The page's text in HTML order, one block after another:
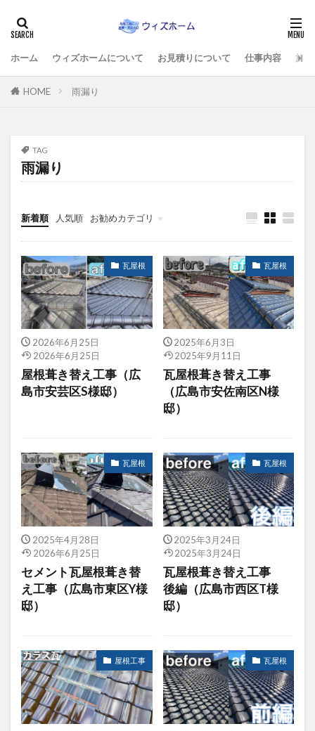
ホーム ウィズホームについて お見積りについて 仕事内容 施
HOME 雨漏り
TAG
雨漏り
新着順 人気順 お勧めカテゴリ
施工例すべて
瓦屋根
2026年6月25日
2026年6月25日
屋根葺き替え工事（広
島市安芸区S様邸）
瓦屋根
2025年6月3日
2025年9月11日
瓦屋根葺き替え工事
（広島市安佐南区N様
邸）
瓦屋根
2025年4月28日
2026年6月25日
セメント瓦屋根葺き替
え工事（広島市東区Y様
邸）
瓦屋根
2025年3月24日
2025年3月24日
瓦屋根葺き替え工事
後編（広島市西区T様
邸）
屋根工事 瓦屋根